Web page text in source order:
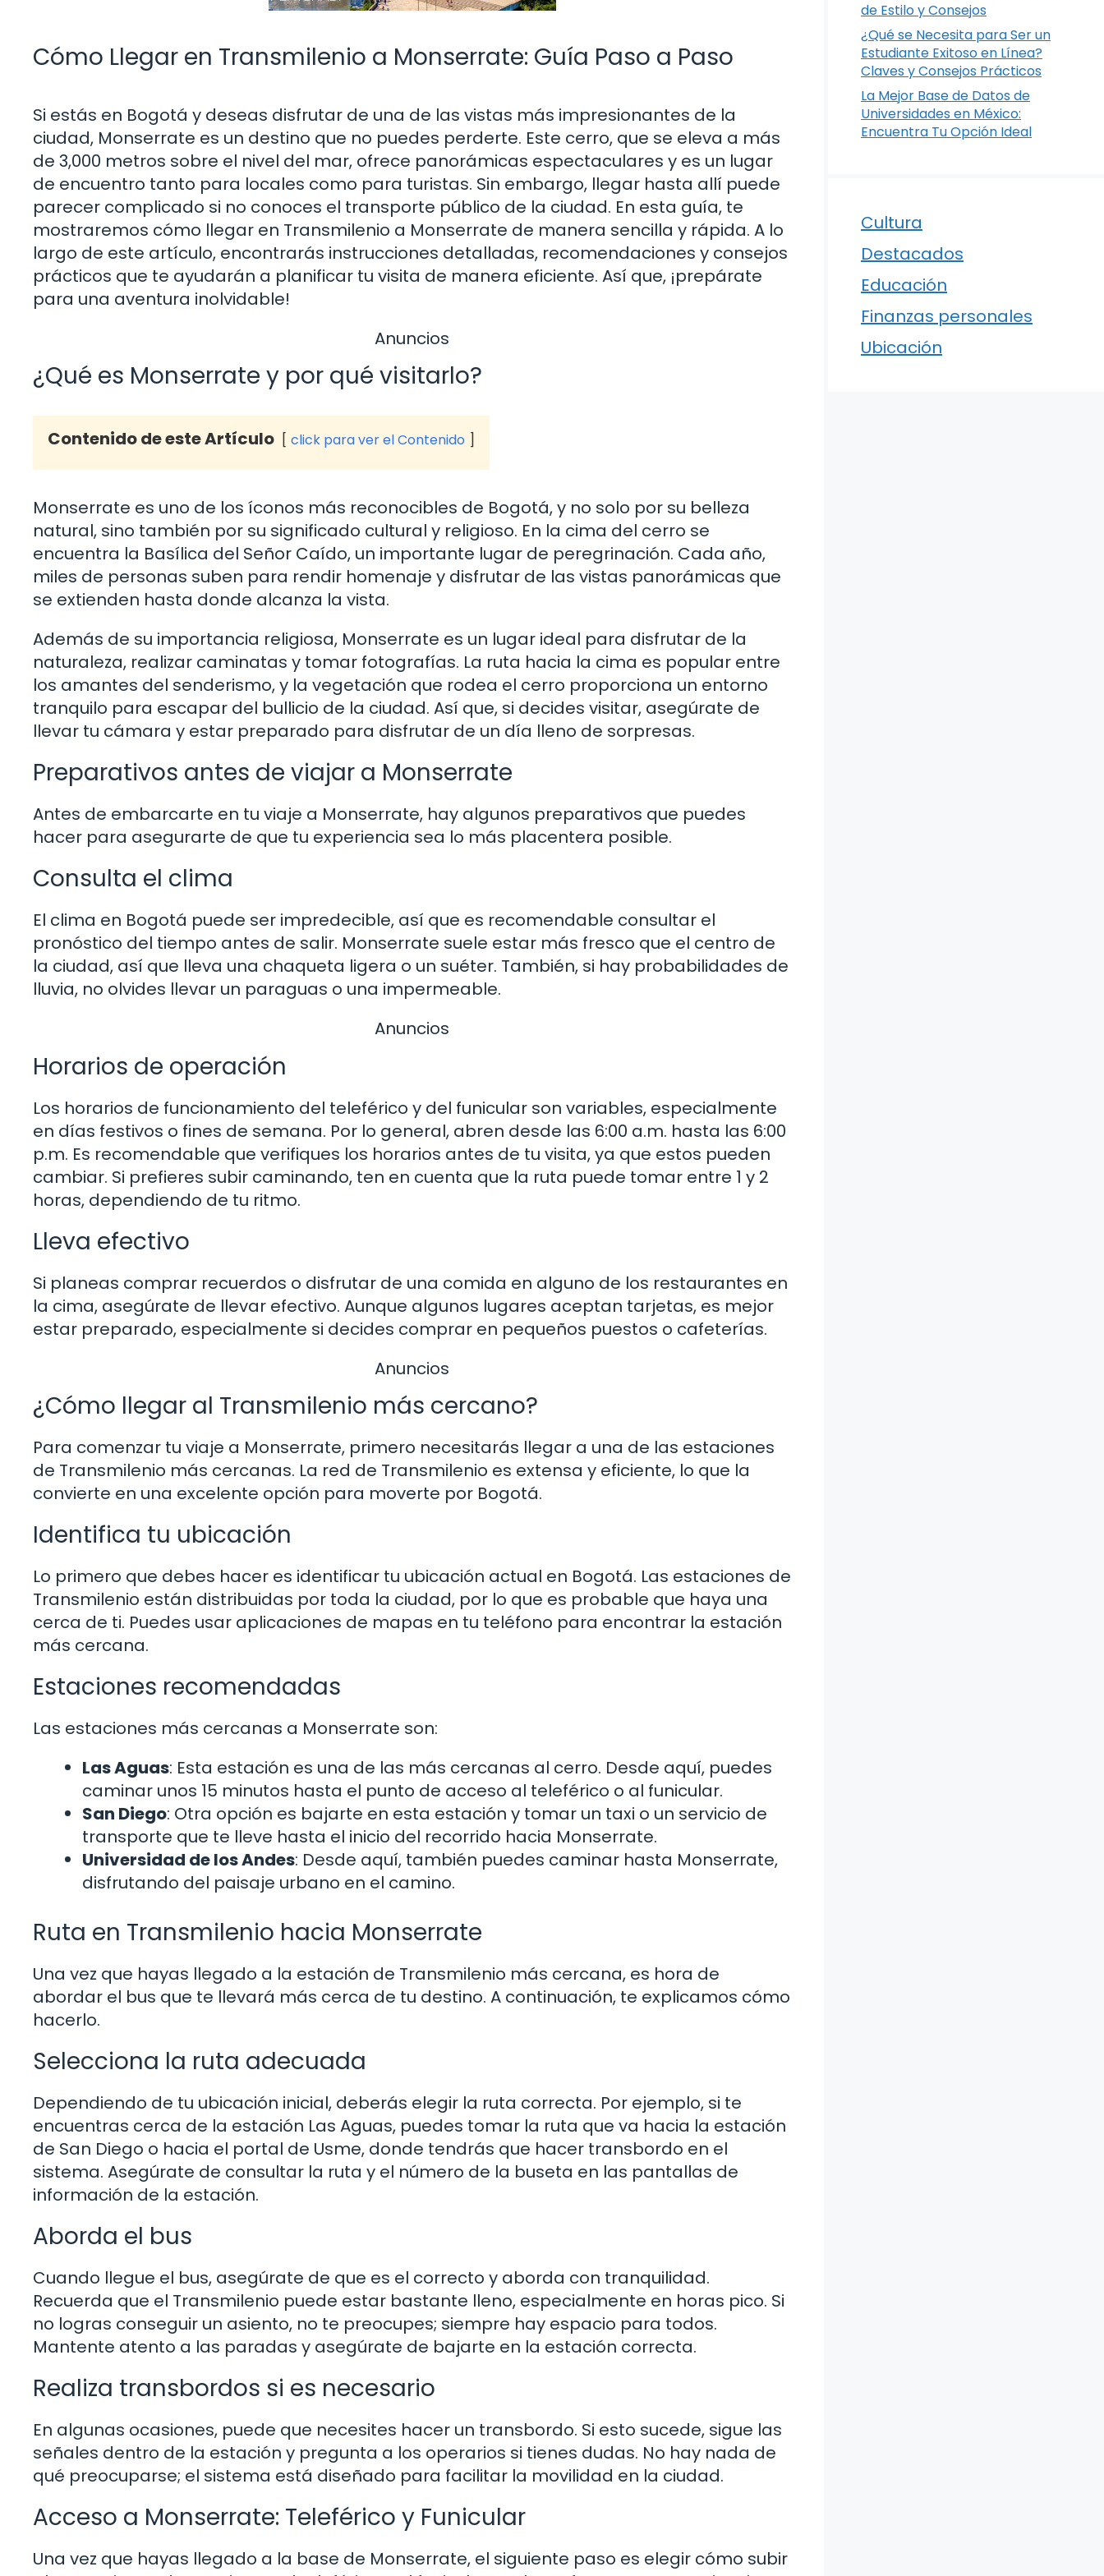
Cómo Llegar en Transmilenio a Monserrate: Guía Paso a Paso
Si estás en Bogotá y deseas disfrutar de una de las vistas más impresionantes de la
ciudad, Monserrate es un destino que no puedes perderte. Este cerro, que se eleva a más
de 3,000 metros sobre el nivel del mar, ofrece panorámicas espectaculares y es un lugar
de encuentro tanto para locales como para turistas. Sin embargo, llegar hasta allí puede
parecer complicado si no conoces el transporte público de la ciudad. En esta guía, te
mostraremos cómo llegar en Transmilenio a Monserrate de manera sencilla y rápida. A lo
largo de este artículo, encontrarás instrucciones detalladas, recomendaciones y consejos
prácticos que te ayudarán a planificar tu visita de manera eficiente. Así que, ¡prepárate
para una aventura inolvidable!
Anuncios
¿Qué es Monserrate y por qué visitarlo?
Contenido de este Artículo click para ver el Contenido
Monserrate es uno de los íconos más reconocibles de Bogotá, y no solo por su belleza
natural, sino también por su significado cultural y religioso. En la cima del cerro se
encuentra la Basílica del Señor Caído, un importante lugar de peregrinación. Cada año,
miles de personas suben para rendir homenaje y disfrutar de las vistas panorámicas que
se extienden hasta donde alcanza la vista.
Además de su importancia religiosa, Monserrate es un lugar ideal para disfrutar de la
naturaleza, realizar caminatas y tomar fotografías. La ruta hacia la cima es popular entre
los amantes del senderismo, y la vegetación que rodea el cerro proporciona un entorno
tranquilo para escapar del bullicio de la ciudad. Así que, si decides visitar, asegúrate de
llevar tu cámara y estar preparado para disfrutar de un día lleno de sorpresas.
Preparativos antes de viajar a Monserrate
Antes de embarcarte en tu viaje a Monserrate, hay algunos preparativos que puedes
hacer para asegurarte de que tu experiencia sea lo más placentera posible.
Consulta el clima
El clima en Bogotá puede ser impredecible, así que es recomendable consultar el
pronóstico del tiempo antes de salir. Monserrate suele estar más fresco que el centro de
la ciudad, así que lleva una chaqueta ligera o un suéter. También, si hay probabilidades de
lluvia, no olvides llevar un paraguas o una impermeable.
Anuncios
Horarios de operación
Los horarios de funcionamiento del teleférico y del funicular son variables, especialmente
en días festivos o fines de semana. Por lo general, abren desde las 6:00 a.m. hasta las 6:00
p.m. Es recomendable que verifiques los horarios antes de tu visita, ya que estos pueden
cambiar. Si prefieres subir caminando, ten en cuenta que la ruta puede tomar entre 1 y 2
horas, dependiendo de tu ritmo.
Lleva efectivo
Si planeas comprar recuerdos o disfrutar de una comida en alguno de los restaurantes en
la cima, asegúrate de llevar efectivo. Aunque algunos lugares aceptan tarjetas, es mejor
estar preparado, especialmente si decides comprar en pequeños puestos o cafeterías.
Anuncios
¿Cómo llegar al Transmilenio más cercano?
Para comenzar tu viaje a Monserrate, primero necesitarás llegar a una de las estaciones
de Transmilenio más cercanas. La red de Transmilenio es extensa y eficiente, lo que la
convierte en una excelente opción para moverte por Bogotá.
Identifica tu ubicación
Lo primero que debes hacer es identificar tu ubicación actual en Bogotá. Las estaciones de
Transmilenio están distribuidas por toda la ciudad, por lo que es probable que haya una
cerca de ti. Puedes usar aplicaciones de mapas en tu teléfono para encontrar la estación
más cercana.
Estaciones recomendadas
Las estaciones más cercanas a Monserrate son:
Las Aguas: Esta estación es una de las más cercanas al cerro. Desde aquí, puedes
caminar unos 15 minutos hasta el punto de acceso al teleférico o al funicular.
San Diego: Otra opción es bajarte en esta estación y tomar un taxi o un servicio de
transporte que te lleve hasta el inicio del recorrido hacia Monserrate.
Universidad de los Andes: Desde aquí, también puedes caminar hasta Monserrate,
disfrutando del paisaje urbano en el camino.
Ruta en Transmilenio hacia Monserrate
Una vez que hayas llegado a la estación de Transmilenio más cercana, es hora de
abordar el bus que te llevará más cerca de tu destino. A continuación, te explicamos cómo
hacerlo.
Selecciona la ruta adecuada
Dependiendo de tu ubicación inicial, deberás elegir la ruta correcta. Por ejemplo, si te
encuentras cerca de la estación Las Aguas, puedes tomar la ruta que va hacia la estación
de San Diego o hacia el portal de Usme, donde tendrás que hacer transbordo en el
sistema. Asegúrate de consultar la ruta y el número de la buseta en las pantallas de
información de la estación.
Aborda el bus
Cuando llegue el bus, asegúrate de que es el correcto y aborda con tranquilidad.
Recuerda que el Transmilenio puede estar bastante lleno, especialmente en horas pico. Si
no logras conseguir un asiento, no te preocupes; siempre hay espacio para todos.
Mantente atento a las paradas y asegúrate de bajarte en la estación correcta.
Realiza transbordos si es necesario
En algunas ocasiones, puede que necesites hacer un transbordo. Si esto sucede, sigue las
señales dentro de la estación y pregunta a los operarios si tienes dudas. No hay nada de
qué preocuparse; el sistema está diseñado para facilitar la movilidad en la ciudad.
Acceso a Monserrate: Teleférico y Funicular
Una vez que hayas llegado a la base de Monserrate, el siguiente paso es elegir cómo subir
de Estilo y Consejos
¿Qué se Necesita para Ser un
Estudiante Exitoso en Línea?
Claves y Consejos Prácticos
La Mejor Base de Datos de
Universidades en México:
Encuentra Tu Opción Ideal
Cultura
Destacados
Educación
Finanzas personales
Ubicación